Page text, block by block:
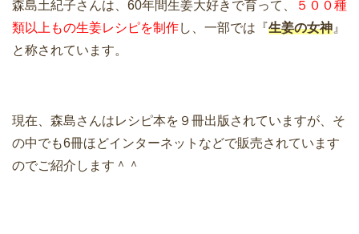
森島土紀子さんは、60年間生姜大好きで育って、
５００種
類以上もの生姜レシピを制作し、一部では『生姜の女神 』
と称されています。
現在、森島さんはレシピ本を９冊出版されていますが、そ
の中でも6冊ほどインターネットなどで販売されています
のでご紹介します＾＾